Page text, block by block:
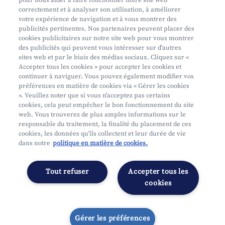
Aide et contact
Prendre rendez-vous
Où nous trouver
Mifid
Privacy
Juridische info
Segmentatie
Gérer les préférences
correctement et à analyser son utilisation, à améliorer
votre expérience de navigation et à vous montrer des
publicités pertinentes. Nos partenaires peuvent placer des
cookies publicitaires sur notre site web pour vous montrer
des publicités qui peuvent vous intéresser sur d'autres
sites web et par le biais des médias sociaux. Cliquez sur «
Accepter tous les cookies » pour accepter les cookies et
continuer à naviguer. Vous pouvez également modifier vos
préférences en matière de cookies via « Gérer les cookies
». Veuillez noter que si vous n'acceptez pas certains
cookies, cela peut empêcher le bon fonctionnement du site
web. Vous trouverez de plus amples informations sur le
responsable du traitement, la finalité du placement de ces
cookies, les données qu'ils collectent et leur durée de vie
dans notre politique en matière de cookies.
Accepter tous les
cookies
Tout refuser
Gérer les préférences